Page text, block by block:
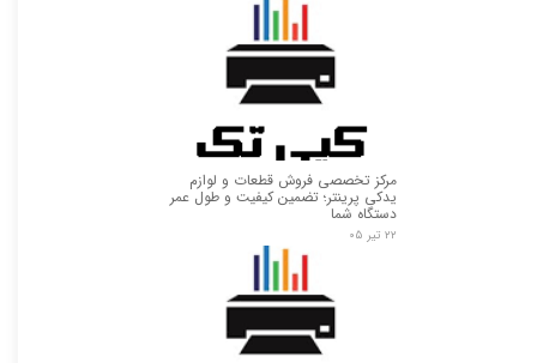
مرکز تخصصی فروش قطعات و لوازم
یدکی پرینتر؛ تضمین کیفیت و طول عمر
دستگاه شما
۲۲ تیر ۰۵